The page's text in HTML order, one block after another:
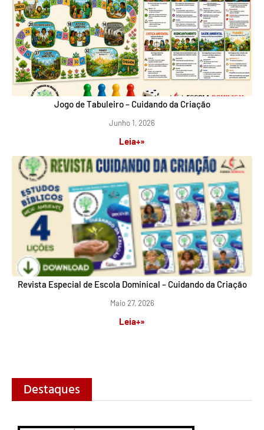
Jogo de Tabuleiro – Cuidando da Criação
Junho 1, 2026
Leia+»
Revista Especial de Escola Dominical – Cuidando da Criação
Maio 27, 2026
Leia+»
Destaques